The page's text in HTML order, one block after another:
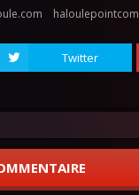
haloulepointcom
Twitter